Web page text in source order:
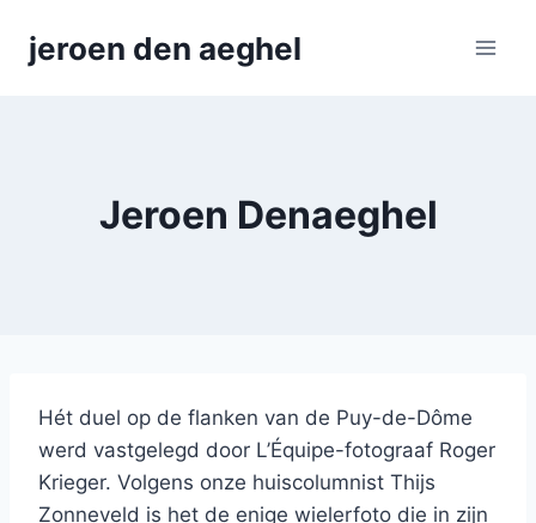
jeroen den aeghel
Jeroen Denaeghel
Hét duel op de flanken van de Puy-de-Dôme
werd vastgelegd door L’Équipe-fotograaf Roger
Krieger. Volgens onze huiscolumnist Thijs
Zonneveld is het de enige wielerfoto die in zijn